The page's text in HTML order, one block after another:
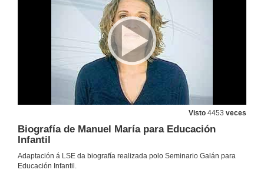
Visto 4453 veces
Biografía de Manuel María para Educación
Infantil
Adaptación á LSE da biografía realizada polo Seminario Galán para
Educación Infantil.